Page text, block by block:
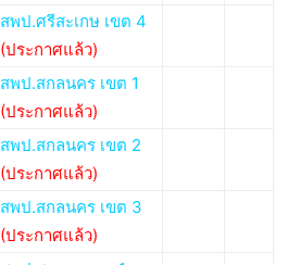
สพป.ศรีสะเกษ เขต 4
(ประกาศแล้ว)
สพป.สกลนคร เขต 1
(ประกาศแล้ว)
สพป.สกลนคร เขต 2
(ประกาศแล้ว)
สพป.สกลนคร เขต 3
(ประกาศแล้ว)